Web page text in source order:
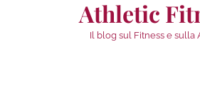
Athletic
Il blog sul Fitness e sulla